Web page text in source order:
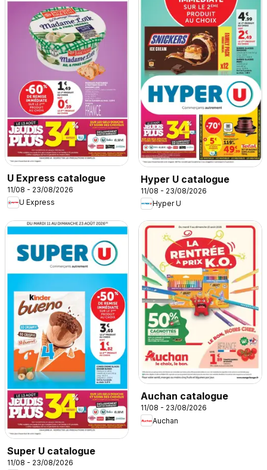
U Express catalogue
11/08 - 23/08/2026
U Express
Hyper U catalogue
11/08 - 23/08/2026
Hyper U
Super U catalogue
11/08 - 23/08/2026
Auchan catalogue
11/08 - 23/08/2026
Auchan